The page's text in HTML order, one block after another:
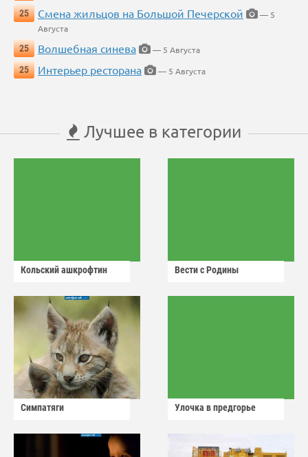
25
Смена жильцов на Большой Печерской
— 5
Августа
25
Волшебная синева
— 5 Августа
25
Интерьер ресторана — 5 Августа
Лучшее в категории
Кольский ашкрофтин Вести с Родины
Симпатяги Улочка в предгорье